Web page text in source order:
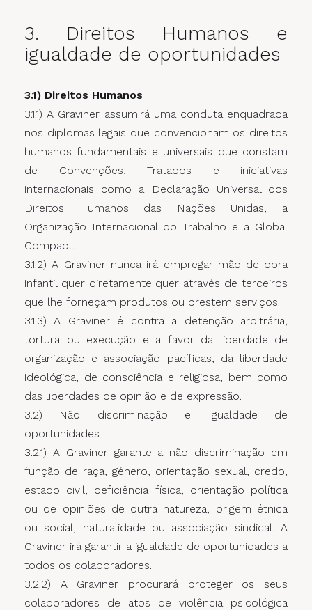
3. Direitos Humanos e
igualdade de oportunidades
3.1) Direitos Humanos
3.1.1) A Graviner assumirá uma conduta enquadrada
nos diplomas legais que convencionam os direitos
humanos fundamentais e universais que constam
de Convenções, Tratados e iniciativas
internacionais como a Declaração Universal dos
Direitos Humanos das Nações Unidas, a
Organização Internacional do Trabalho e a Global
Compact.
3.1.2) A Graviner nunca irá empregar mão-de-obra
infantil quer diretamente quer através de terceiros
que lhe forneçam produtos ou prestem serviços.
3.1.3) A Graviner é contra a detenção arbitrária,
tortura ou execução e a favor da liberdade de
organização e associação pacíficas, da liberdade
ideológica, de consciência e religiosa, bem como
das liberdades de opinião e de expressão.
3.2) Não discriminação e Igualdade de
oportunidades
3.2.1) A Graviner garante a não discriminação em
função de raça, género, orientação sexual, credo,
estado civil, deficiência física, orientação política
ou de opiniões de outra natureza, origem étnica
ou social, naturalidade ou associação sindical. A
Graviner irá garantir a igualdade de oportunidades a
todos os colaboradores.
3.2.2) A Graviner procurará proteger os seus
colaboradores de atos de violência psicológica